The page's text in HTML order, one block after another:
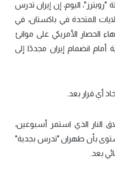
"رويترز"، اليوم، إن إيران تدرس
المتحدة في باكستان، في
الحصار الأمريكي على موانئ
أمام انضمام إيران مجددًا إلى
أي قرار بعد.
النار الذي استمر أسبوعين،
بأن طهران "تدرس بجدية"
بعد.